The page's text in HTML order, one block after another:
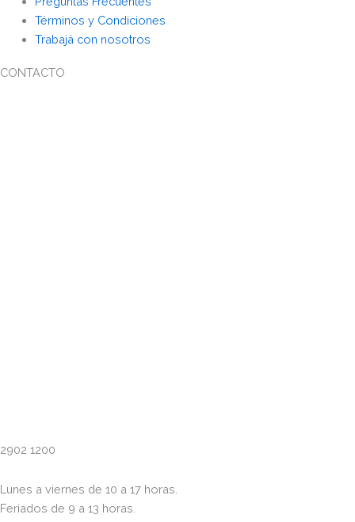
Términos y Condiciones
Trabajá con nosotros
CONTACTO
2902 1200
Lunes a viernes de 10 a 17 horas.
Feriados de 9 a 13 horas.